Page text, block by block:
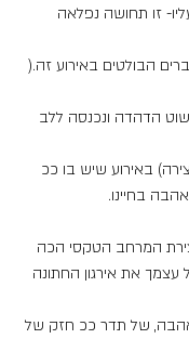
זו תחושה נפלאה
הבולטים באירוע זה.(
הדהדה ונכנסה ללב
באירוע שיש בו ככ
בחיינו.
המרחב הטקסי הכה
את אירגון החתונה
אהבה, של תדר ככ חזק של